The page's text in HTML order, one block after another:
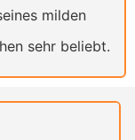
milden
sehr beliebt.